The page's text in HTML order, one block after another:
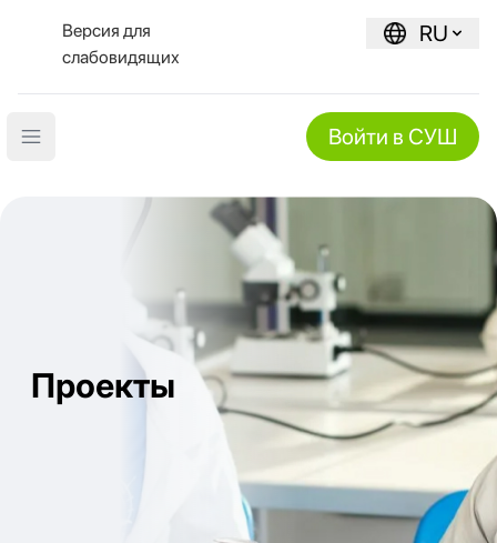
Версия для
слабовидящих
RU
Open main menu Войти в СУШ
Проекты